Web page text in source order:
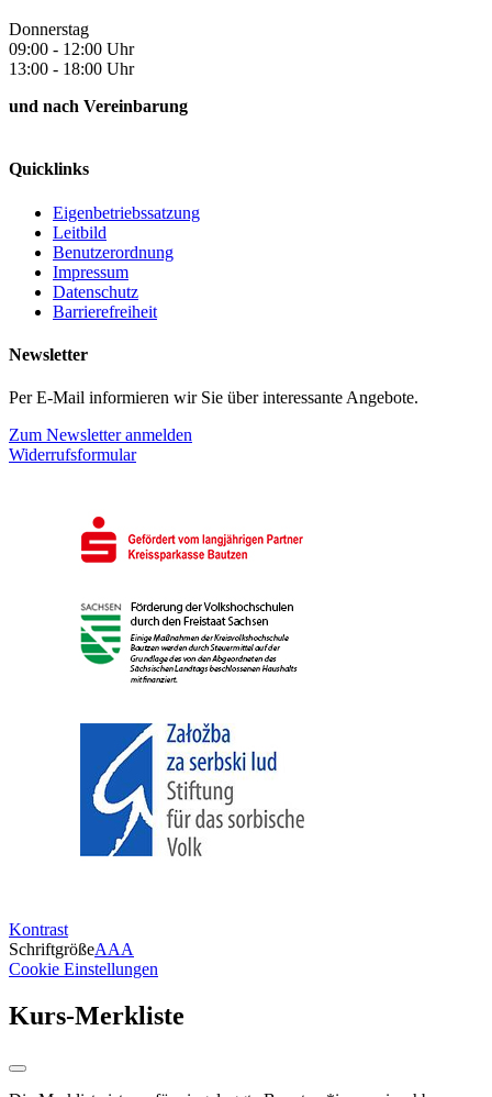
Donnerstag
09:00 - 12:00 Uhr
13:00 - 18:00 Uhr
und nach Vereinbarung
Quicklinks
Eigenbetriebssatzung
Leitbild
Benutzerordnung
Impressum
Datenschutz
Barrierefreiheit
Newsletter
Per E-Mail informieren wir Sie über interessante Angebote.
Zum Newsletter anmelden
Widerrufsformular
Kontrast
SchriftgrößeAAA
Cookie Einstellungen
Kurs-Merkliste